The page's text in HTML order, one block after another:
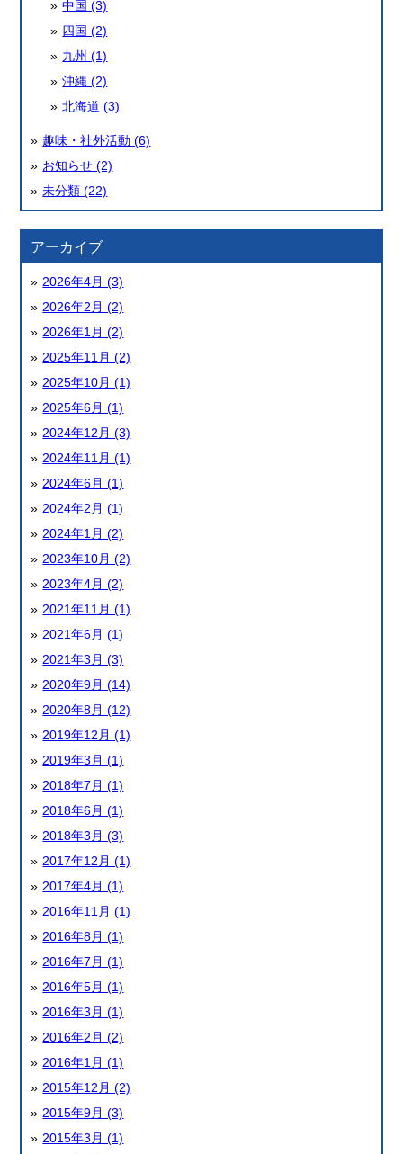
中国 (3)
四国 (2)
九州 (1)
沖縄 (2)
北海道 (3)
趣味・社外活動 (6)
お知らせ (2)
未分類 (22)
アーカイブ
2026年4月 (3)
2026年2月 (2)
2026年1月 (2)
2025年11月 (2)
2025年10月 (1)
2025年6月 (1)
2024年12月 (3)
2024年11月 (1)
2024年6月 (1)
2024年2月 (1)
2024年1月 (2)
2023年10月 (2)
2023年4月 (2)
2021年11月 (1)
2021年6月 (1)
2021年3月 (3)
2020年9月 (14)
2020年8月 (12)
2019年12月 (1)
2019年3月 (1)
2018年7月 (1)
2018年6月 (1)
2018年3月 (3)
2017年12月 (1)
2017年4月 (1)
2016年11月 (1)
2016年8月 (1)
2016年7月 (1)
2016年5月 (1)
2016年3月 (1)
2016年2月 (2)
2016年1月 (1)
2015年12月 (2)
2015年9月 (3)
2015年3月 (1)